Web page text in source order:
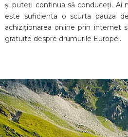
și puteți continua să conduceți. Ai
este suficienta o scurta pauza
achiziționarea online prin internet
gratuite despre drumurile Europei.